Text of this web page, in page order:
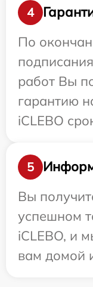
4
По
работ Вы
гарантию
iCLEBO
5
Вы
успешном
iCLEBO, и
вам домой